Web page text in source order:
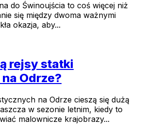
do Świnoujścia to coś więcej niż
się między dwoma ważnymi
okazja, aby...
rejsy statki
Odrze?
na Odrze cieszą się dużą
w sezonie letnim, kiedy to
malownicze krajobrazy...